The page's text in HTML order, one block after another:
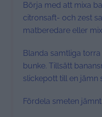
Börja med att mixa
citronsaft- och zest
matberedare eller
Blanda samtliga
bunke. Tillsätt
slickepott till en jämn
Fördela smeten